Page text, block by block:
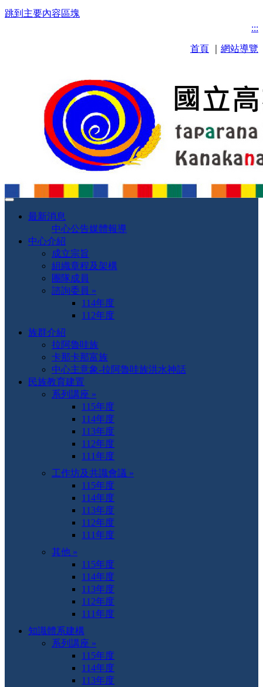
跳到主要內容區塊
:::
首頁 網站導覽
最新消息
中心公告媒體報導
中心介紹
成立宗旨
組織章程及架構
團隊成員
諮詢委員 »
114年度
112年度
族群介紹
拉阿魯哇族
卡那卡那富族
中心主意象-拉阿魯哇族洪水神話
民族教育建置
系列講座 »
115年度
114年度
113年度
112年度
111年度
工作坊及共識會議 »
115年度
114年度
113年度
112年度
111年度
其他 »
115年度
114年度
113年度
112年度
111年度
知識體系建構
系列講座 »
115年度
114年度
113年度